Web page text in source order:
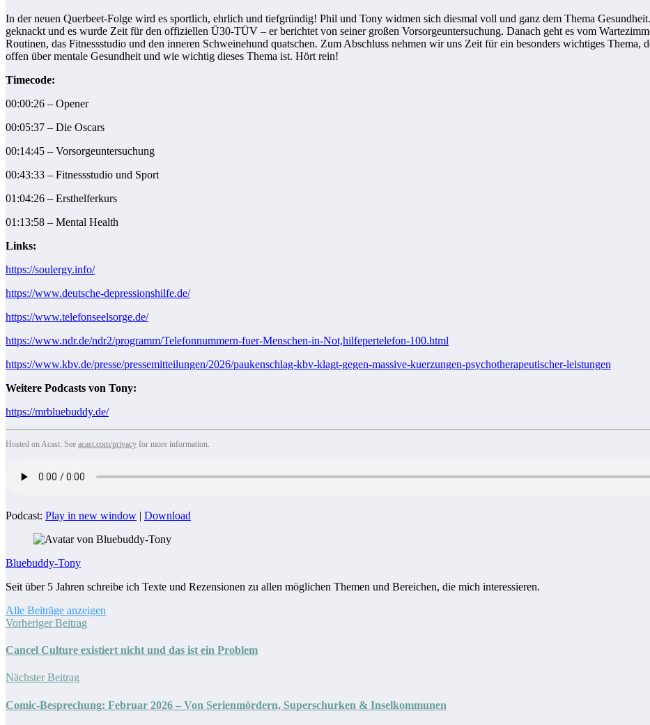
In der neuen Querbeet-Folge wird es sportlich, ehrlich und tiefgründig! Phil und Tony widmen sich diesmal voll und ganz dem Thema
geknackt und es wurde Zeit für den offiziellen Ü30-TÜV – er berichtet von seiner großen Vorsorgeuntersuchung. Danach geht es vom
Routinen, das Fitnessstudio und den inneren Schweinehund quatschen. Zum Abschluss nehmen wir uns Zeit für ein besonders wichtiges
offen über mentale Gesundheit und wie wichtig dieses Thema ist. Hört rein!
Timecode:
00:00:26 – Opener
00:05:37 – Die Oscars
00:14:45 – Vorsorgeuntersuchung
00:43:33 – Fitnessstudio und Sport
01:04:26 – Ersthelferkurs
01:13:58 – Mental Health
Links:
https://soulergy.info/
https://www.deutsche-depressionshilfe.de/
https://www.telefonseelsorge.de/
https://www.ndr.de/ndr2/programm/Telefonnummern-fuer-Menschen-in-Not,hilfepertelefon-100.html
https://www.kbv.de/presse/pressemitteilungen/2026/paukenschlag-kbv-klagt-gegen-massive-kuerzungen-psychotherapeutischer-leistungen
Weitere Podcasts von Tony:
https://mrbluebuddy.de/
Hosted on Acast. See acast.com/privacy for more information.
Podcast: Play in new window | Download
Bluebuddy-Tony
Seit über 5 Jahren schreibe ich Texte und Rezensionen zu allen möglichen Themen und Bereichen, die mich interessieren.
Alle Beiträge anzeigen
Vorheriger Beitrag
Cancel Culture existiert nicht und das ist ein Problem
Nächster Beitrag
Comic-Besprechung: Februar 2026 – Von Serienmördern, Superschurken & Inselkommunen